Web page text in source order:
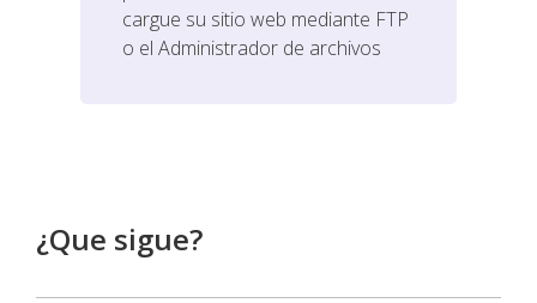
cargue su sitio web mediante FTP
o el Administrador de archivos
¿Que sigue?